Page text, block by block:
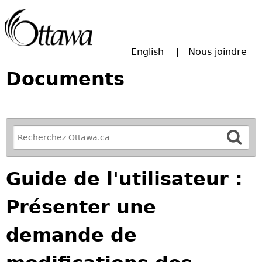
English Nous joindre
Documents
R
e
f
i
n
e
o
u
r
Guide de l'utilisateur :
Présenter une
demande de